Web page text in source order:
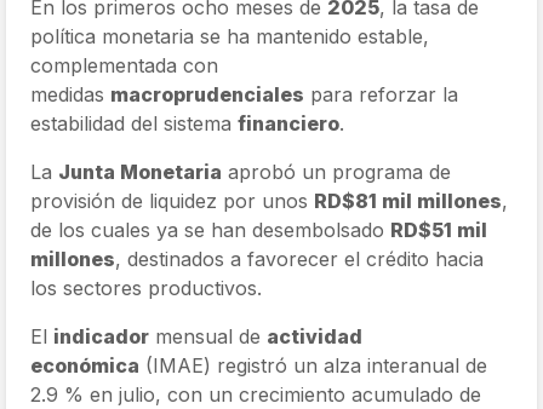
En los primeros ocho meses de 2025, la tasa de
política monetaria se ha mantenido estable,
complementada con
medidas macroprudenciales para reforzar la
estabilidad del sistema financiero.
La Junta Monetaria aprobó un programa de
provisión de liquidez por unos RD$81 mil millones,
de los cuales ya se han desembolsado RD$51 mil
millones, destinados a favorecer el crédito hacia
los sectores productivos.
El indicador mensual de actividad
económica (IMAE) registró un alza interanual de
2.9 % en julio, con un crecimiento acumulado de